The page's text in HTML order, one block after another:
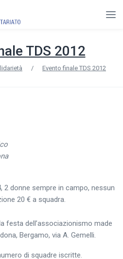
TDS 2012
/ Evento finale TDS 2012
2 donne sempre in campo, nessun
20 € a squadra.
festa dell’associazionismo made
Bergamo, via A. Gemelli.
di squadre iscritte.